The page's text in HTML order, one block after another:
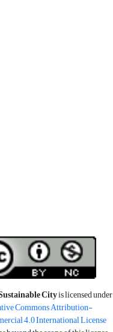
Cityis licensed under
Commons Attribution-
4.0 International License